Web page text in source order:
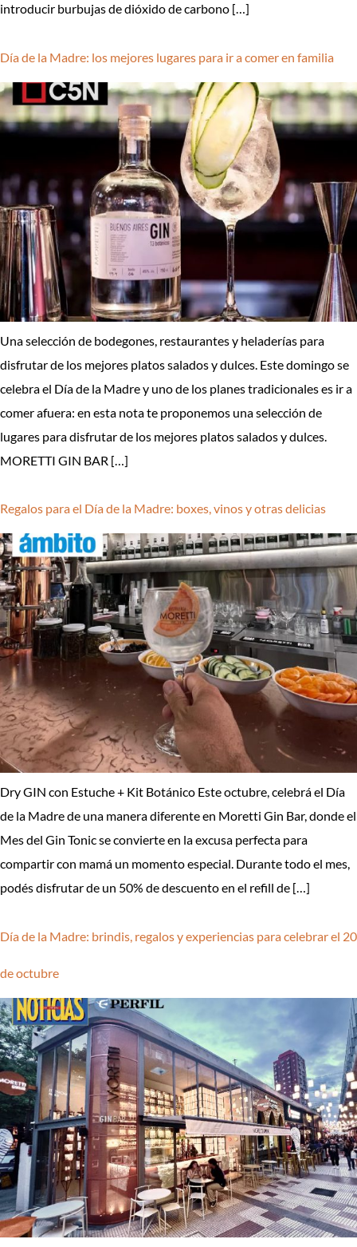
introducir burbujas de dióxido de carbono […]
Día de la Madre: los mejores lugares para ir a comer en familia
Una selección de bodegones, restaurantes y heladerías para
disfrutar de los mejores platos salados y dulces. Este domingo se
celebra el Día de la Madre y uno de los planes tradicionales es ir a
comer afuera: en esta nota te proponemos una selección de
lugares para disfrutar de los mejores platos salados y dulces.
MORETTI GIN BAR […]
Regalos para el Día de la Madre: boxes, vinos y otras delicias
Dry GIN con Estuche + Kit Botánico Este octubre, celebrá el Día
de la Madre de una manera diferente en Moretti Gin Bar, donde el
Mes del Gin Tonic se convierte en la excusa perfecta para
compartir con mamá un momento especial. Durante todo el mes,
podés disfrutar de un 50% de descuento en el refill de […]
Día de la Madre: brindis, regalos y experiencias para celebrar el 20
de octubre